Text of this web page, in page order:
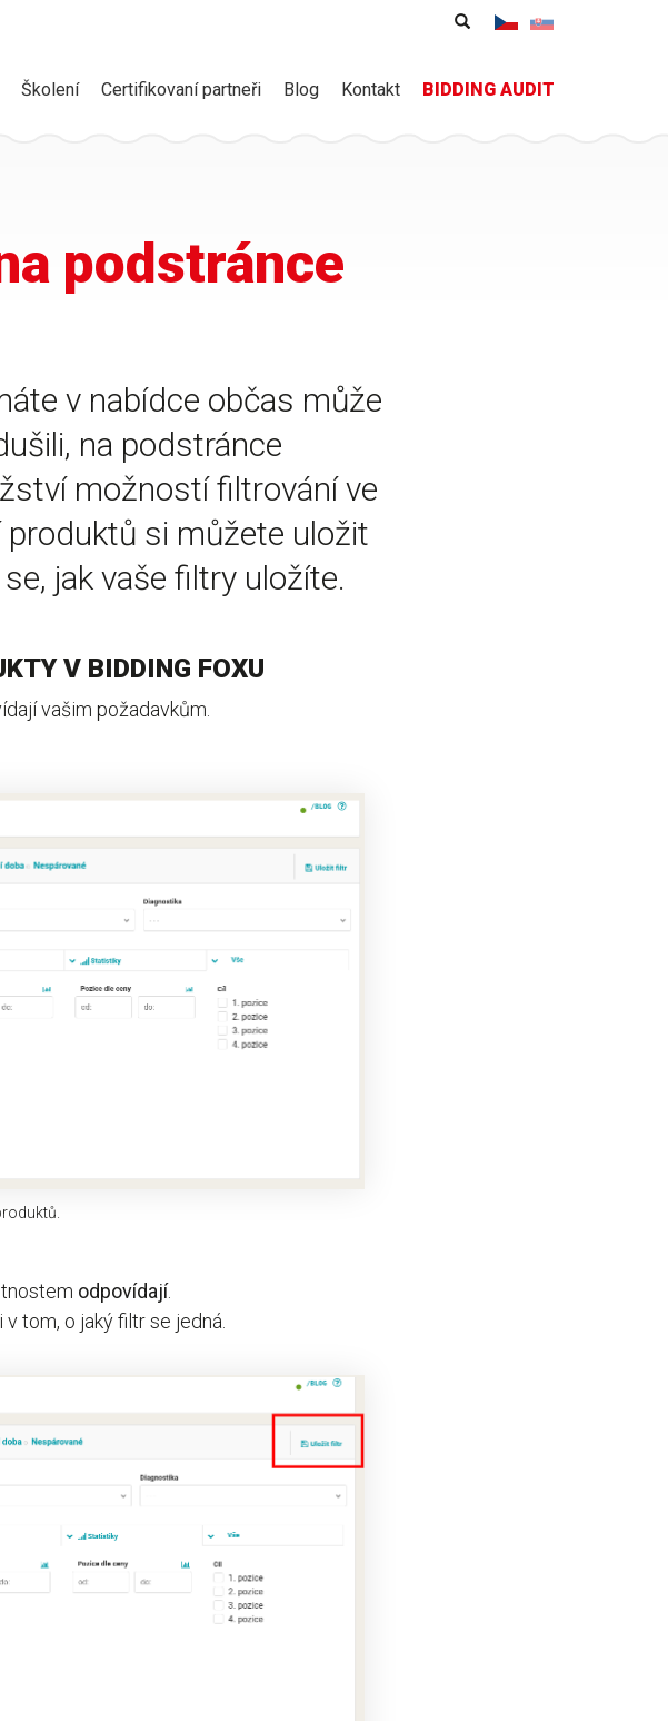
Školení Certifikovaní partneři Blog Kontakt BIDDING AUDIT
Vyhledávání
Hledat
podstránce
v nabídce občas může
na podstránce
možností filtrování ve
si můžete uložit
jak vaše filtry uložíte.
V BIDDING FOXU
vašim požadavkům.
odpovídají.
tom, o jaký filtr se jedná.